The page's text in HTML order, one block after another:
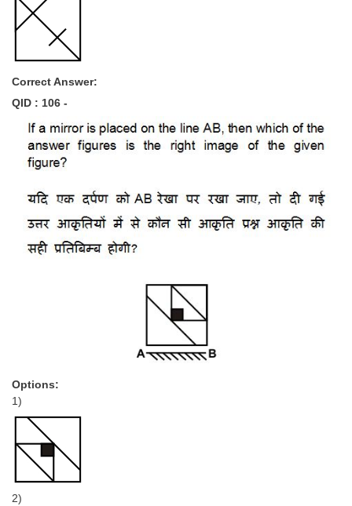
Correct Answer:
QID : 106 -
Options:
1)
2)